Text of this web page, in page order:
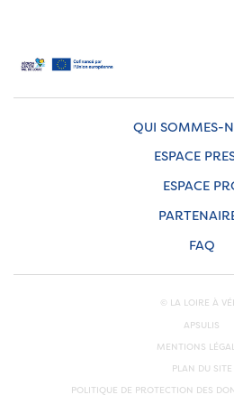
QUI SOMMES-
ESPACE
ESPACE
FAQ
© LA LOIRE À
APSULIS
MENTIONS
PLAN DU SITE
POLITIQUE DE PROTECTION DES